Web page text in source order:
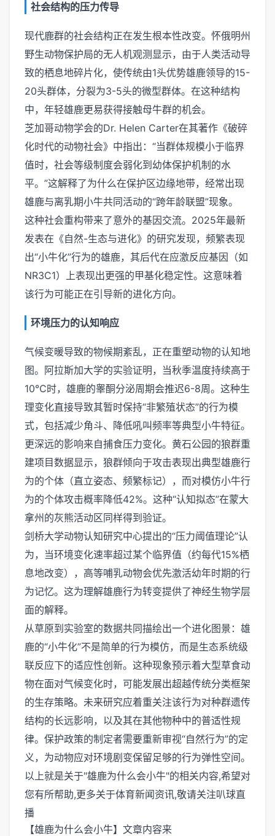
社会结构的压力传导
现代鹿群的社会结构正在发生根本性改变。怀俄明州
野生动物保护局的无人机观测显示，由于人类活动导
致的栖息地碎片化，使传统由1头优势雄鹿领导的15-
20头群体，分裂为3-5头的微型群体。在这种结构
中，年轻雄鹿更易获得接触母牛群的机会。
芝加哥动物学会的Dr. Helen Carter在其著作《破碎
化时代的动物社会》中指出：“当群体规模小于临界
值时，社会等级制度会弱化到幼体保护机制的水
平。”这解释了为什么在保护区边缘地带，经常出现
雄鹿与离乳期小牛共同活动的“跨年龄联盟”现象。
这种社会重构带来了意外的基因交流。2025年最新
发表在《自然-生态与进化》的研究发现，频繁表现
出“小牛化”行为的雄鹿，其后代在应激反应基因（如
NR3C1）上表现出更强的甲基化稳定性。这意味着
该行为可能正在引导新的进化方向。
环境压力的认知响应
气候变暖导致的物候期紊乱，正在重塑动物的认知地
图。阿拉斯加大学的实验证明，当秋季温度持续高于
10℃时，雄鹿的睾酮分泌周期会推迟6-8周。这种生
理变化直接导致其暂时保持“非繁殖状态”的行为模
式，包括减少角斗、降低吼叫频率等典型小牛特征。
更深远的影响来自捕食压力变化。黄石公园的狼群重
建项目数据显示，狼群倾向于攻击表现出典型雄鹿行
为的个体（直立姿态、频繁标记），而对模仿小牛行
为的个体攻击概率降低42%。这种“认知拟态”在蒙大
拿州的灰熊活动区同样得到验证。
剑桥大学动物认知研究中心提出的“压力阈值理论”认
为，当环境变化速率超过某个临界值（约每代15%栖
息地改变），高等哺乳动物会优先激活幼年时期的行
为记忆。这为理解雄鹿行为转变提供了神经生物学层
面的解释。
从草原到实验室的数据共同描绘出一个进化图景：雄
鹿的“小牛化”不是简单的行为模仿，而是生态系统级
联反应下的适应性创新。这种现象预示着大型草食动
物在面对气候变化时，可能发展出超越传统分类框架
的生存策略。未来研究应着重关注该行为对种群遗传
结构的长远影响，以及其在其他物种中的普适性规
律。保护政策的制定者需要重新审视“自然行为”的定
义，为动物应对环境剧变保留足够的行为弹性空间。
以上就是关于"雄鹿为什么会小牛"的相关内容,希望对
您有所帮助,更多关于体育新闻资讯,敬请关注叭球直
播
【雄鹿为什么会小牛】文章内容来